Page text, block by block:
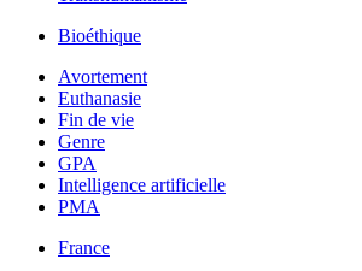
Bioéthique
Avortement
Euthanasie
Fin de vie
Genre
GPA
Intelligence artificielle
PMA
France